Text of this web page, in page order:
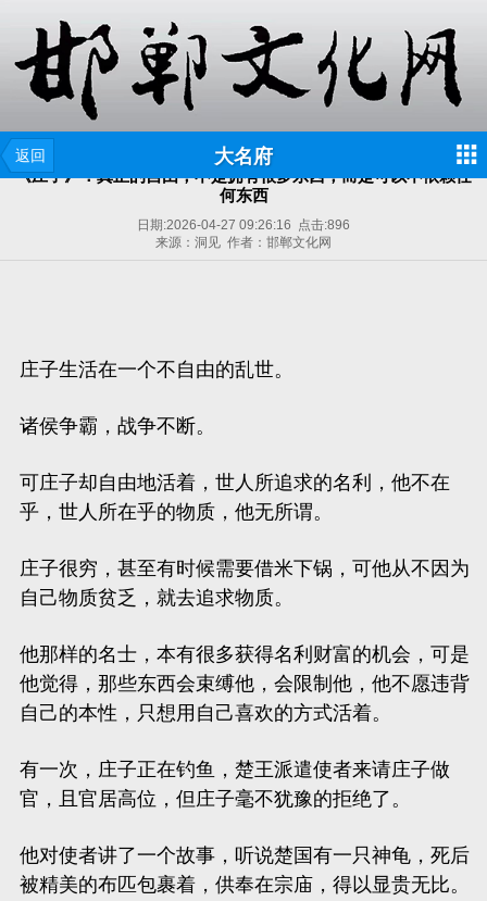
返回 大名府
《庄子》：真正的自由，不是拥有很多东西，而是可以不依赖任
何东西
日期:2026-04-27 09:26:16 点击:896
来源：洞见 作者：邯郸文化网
庄子生活在一个不自由的乱世。
诸侯争霸，战争不断。
可庄子却自由地活着，世人所追求的名利，他不在
乎，世人所在乎的物质，他无所谓。
庄子很穷，甚至有时候需要借米下锅，可他从不因为
自己物质贫乏，就去追求物质。
他那样的名士，本有很多获得名利财富的机会，可是
他觉得，那些东西会束缚他，会限制他，他不愿违背
自己的本性，只想用自己喜欢的方式活着。
有一次，庄子正在钓鱼，楚王派遣使者来请庄子做
官，且官居高位，但庄子毫不犹豫的拒绝了。
他对使者讲了一个故事，听说楚国有一只神龟，死后
被精美的布匹包裹着，供奉在宗庙，得以显贵无比。